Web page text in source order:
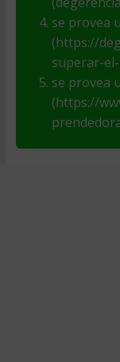
se provea
(https://
superar-
se provea
(https://